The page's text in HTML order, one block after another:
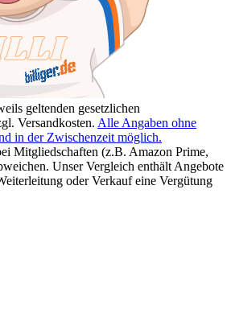
geltenden gesetzlichen
Versandkosten. Alle Angaben ohne
in der Zwischenzeit möglich.
Mitgliedschaften (z.B. Amazon Prime,
Unser Vergleich enthält Angebote
oder Verkauf eine Vergütung